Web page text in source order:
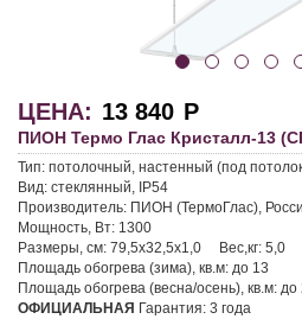
ЦЕНА: 13 840 Р
ПИОН Термо Глас Кристалл-13
Тип: потолочный, настенный (под
Вид: стеклянный, IP54
Производитель: ПИОН (ТермоГлас),
Мощность, Вт: 1300
Размеры, см: 79,5х32,5х1,0 Вес,кг: 5,0
Площадь обогрева (зима), кв.м: до 13
Площадь обогрева (весна/осень), кв.м: до
ОФИЦИАЛЬНАЯ Гарантия: 3 года